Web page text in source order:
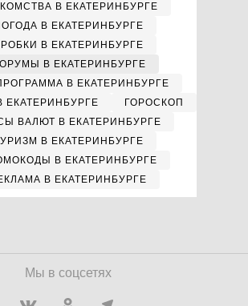
В ЕКАТЕРИНБУРГЕ
В ЕКАТЕРИНБУРГЕ
В ЕКАТЕРИНБУРГЕ
В ЕКАТЕРИНБУРГЕ
В ЕКАТЕРИНБУРГЕ
ЕКАТЕРИНБУРГЕ
ГОРОСКОП
ВАЛЮТ В ЕКАТЕРИНБУРГЕ
В ЕКАТЕРИНБУРГЕ
В ЕКАТЕРИНБУРГЕ
В ЕКАТЕРИНБУРГЕ
Мы в соцсетях